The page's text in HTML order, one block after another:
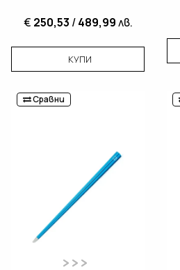
€ 250,53 /489,99лв.
КУПИ
Сравни